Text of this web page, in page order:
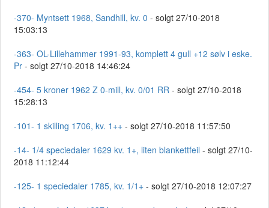
-370- Myntsett 1968, Sandhill, kv. 0 - solgt 27/10-2018
15:03:13
-363- OL-Lillehammer 1991-93, komplett 4 gull +12 sølv i eske.
Pr - solgt 27/10-2018 14:46:24
-454- 5 kroner 1962 Z 0-mill, kv. 0/01 RR - solgt 27/10-2018
15:28:13
-101- 1 skilling 1706, kv. 1++ - solgt 27/10-2018 11:57:50
-14- 1/4 speciedaler 1629 kv. 1+, liten blankettfeil - solgt 27/10-
2018 11:12:44
-125- 1 speciedaler 1785, kv. 1/1+ - solgt 27/10-2018 12:07:27